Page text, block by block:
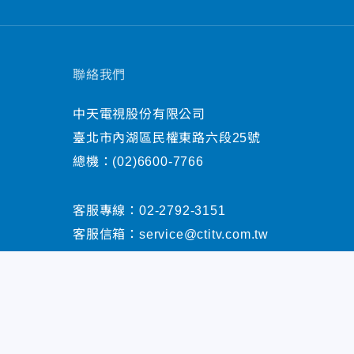
聯絡我們
中天電視股份有限公司
臺北市內湖區民權東路六段25號
總機： (02)6600-7766
客服專線： 02-2792-3151
客服信箱： service@ctitv.com.tw